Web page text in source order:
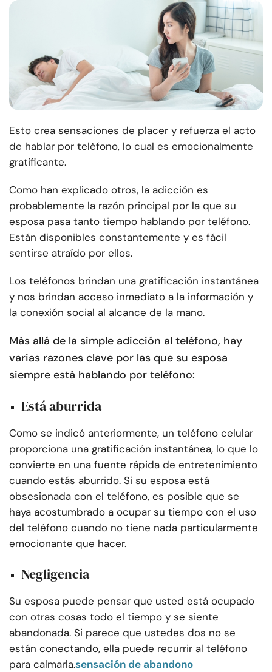
Esto crea sensaciones de placer y refuerza el acto
de hablar por teléfono, lo cual es emocionalmente
gratificante.
Como han explicado otros, la adicción es
probablemente la razón principal por la que su
esposa pasa tanto tiempo hablando por teléfono.
Están disponibles constantemente y es fácil
sentirse atraído por ellos.
Los teléfonos brindan una gratificación instantánea
y nos brindan acceso inmediato a la información y
la conexión social al alcance de la mano.
Más allá de la simple adicción al teléfono, hay
varias razones clave por las que su esposa
siempre está hablando por teléfono:
Está aburrida
Como se indicó anteriormente, un teléfono celular
proporciona una gratificación instantánea, lo que lo
convierte en una fuente rápida de entretenimiento
cuando estás aburrido. Si su esposa está
obsesionada con el teléfono, es posible que se
haya acostumbrado a ocupar su tiempo con el uso
del teléfono cuando no tiene nada particularmente
emocionante que hacer.
Negligencia
Su esposa puede pensar que usted está ocupado
con otras cosas todo el tiempo y se siente
abandonada. Si parece que ustedes dos no se
están conectando, ella puede recurrir al teléfono
para calmarla.sensación de abandono